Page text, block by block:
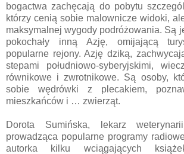
bogactwa zachęcają do pobytu
którzy cenią sobie malownicze widoki,
maksymalnej wygody podróżowania. Są
pokochały inną Azję, omijającą
popularne rejony. Azję dziką,
stepami południowo-syberyjskimi,
równikowe i zwrotnikowe. Są osoby,
sobie wędrówki z plecakiem,
mieszkańców i … zwierząt.
Dorota Sumińska, lekarz
prowadząca popularne programy
autorka kilku wciągających